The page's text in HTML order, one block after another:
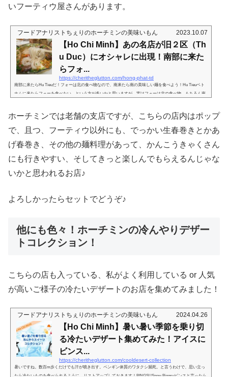
いフーティウ屋さんがあります。
フードアナリストちぇりのホーチミンの美味いもん 2023.10.07
【Ho Chi Minh】あの名店が旧２区（Th
u Duc）にオシャレに出現！南部に来た
らフォ...
https://cheritheglutton.com/hong-phat-td
南部に来たらHu Tieuだ！フォーは北の食べ物なので、南来たら南の美味しい麺を食べよう！Hu Tieuベト
ナムに来たらフォーを食べたい、という方が多いかと思いますが、実はフォーは北の食べ物。もちろん南
ーティウの中にもいろんな種類はあるのですが、一般に、一度干された麺を使うことが多く、しっかりと
した輪郭を持つ細麺である...
ホーチミンでは老舗の支店ですが、こちらの店内はポップ
で、且つ、フーティウ以外にも、でっかい生春巻きとかあ
げ春巻き、その他の麺料理があって、かんこうきゃくさん
にも行きやすい、そしてきっと楽しんでもらえるんじゃな
いかと思われるお店♪
よろしかったらセットでどうぞ♪
他にも色々！ホーチミンの冷んやりデザー
トコレクション！
こちらの店も入っている、私がよく利用している or 人気
が高いご様子の冷たいデザートのお店を集めてみました！
フードアナリストちぇりのホーチミンの美味いもん 2024.04.26
【Ho Chi Minh】暑い暑い季節を乗り切
る冷たいデザート集めてみた！アイスに
ビンス...
https://cheritheglutton.com/cooldesert-collection
暑いですね。数百m歩くだけでも汗が噴き出す。ペンギン体質のワタクシ瀕死。と言うわけで、思い立っ
たら冷たいものを食べられるように、リストアップしておきます！BINGSUSnow Bingsuビンスと言ったら